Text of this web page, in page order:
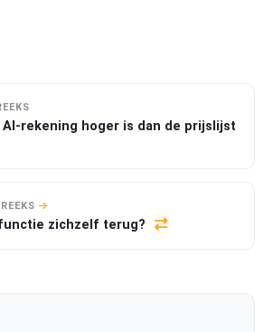
AI-rekening hoger is dan de prijslijst
zichzelf terug?